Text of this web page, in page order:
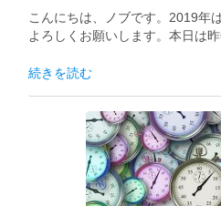
こんにちは、ノブです。2019年
よろしくお願いします。本日は
続きを読む